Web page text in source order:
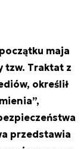
maja
tzw. Traktat z
określił
przedstawia